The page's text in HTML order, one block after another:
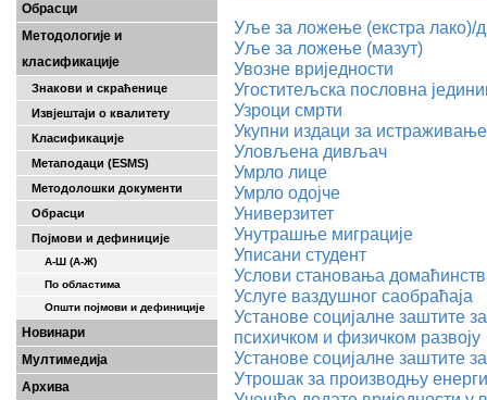
Обрасци
Методологије и
класификације
Знакови и скраћенице
Извјештаји о квалитету
Класификације
Метаподаци (ESMS)
Методолошки документи
Обрасци
Појмови и дефиниције
А-Ш (A-Ж)
По областима
Општи појмови и дефиниције
Новинари
Мултимедија
Архива
Уље за ложење (екстра лако)/
Уље за ложење (мазут)
Увозне вриједности
Угоститељска пословна
Узроци смрти
Укупни издаци за истраживање
Уловљена дивљач
Умрло лице
Умрло одојче
Универзитет
Унутрашње миграције
Уписани студент
Услови становања
Услуге ваздушног саобраћаја
Установе социјалне заштите
психичком и физичком развоју
Установе социјалне заштите
Утрошак за производњу